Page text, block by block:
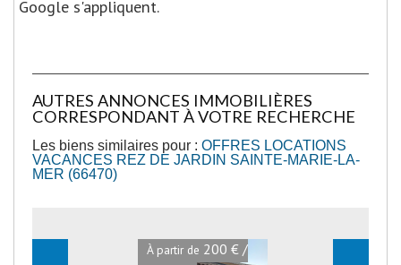
Google s'appliquent.
AUTRES ANNONCES IMMOBILIÈRES
CORRESPONDANT À VOTRE RECHERCHE
Les biens similaires pour : OFFRES LOCATIONS
VACANCES REZ DE JARDIN SAINTE-MARIE-LA-
MER (66470)
À partir de200 € /